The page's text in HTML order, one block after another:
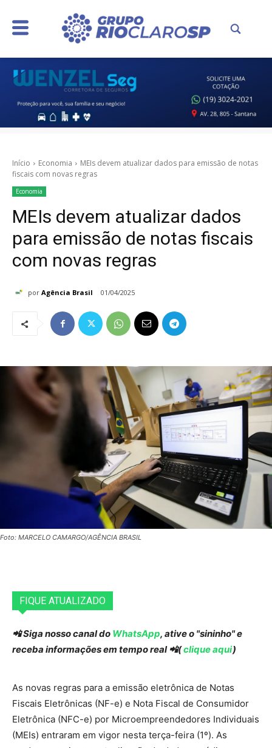
Início Economia
MEIs devem atualizar dados para emissão de notas
fiscais com novas regras
Economia
MEIs devem atualizar dados
para emissão de notas fiscais
com novas regras
por Agência Brasil 01/04/2025
Foto: MARCELO CAMARGO/AGÊNCIA BRASIL
FIQUE ATUALIZADO
📲 Siga nosso canal do WhatsApp, ative o "sininho" e
receba informações em tempo real 📲(clique aqui)
As novas regras para a emissão eletrônica de Notas
Fiscais Eletrônicas (NF-e) e Nota Fiscal de Consumidor
Eletrônica (NFC-e) por Microempreendedores Individuais
(MEIs) entraram em vigor nesta terça-feira (1º). As